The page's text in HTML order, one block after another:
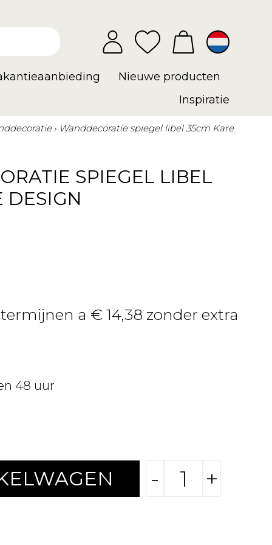
Nieuwe producten
Inspiratie
Wanddecoratie spiegel libel 35cm Kare
SPIEGEL LIBEL
DESIGN
a € 14,38 zonder extra
48 uur
- +